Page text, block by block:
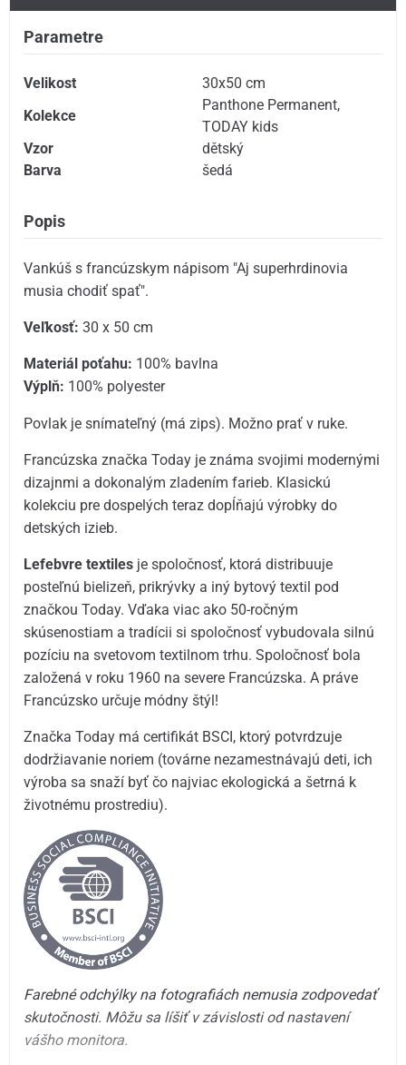
Parametre
Velikost
30x50 cm
Kolekce
Panthone Permanent,
TODAY kids
Vzor
dětský
Barva
šedá
Popis
Vankúš s francúzskym nápisom "Aj superhrdinovia
musia chodiť spať".
Veľkosť: 30 x 50 cm
Materiál poťahu: 100% bavlna
Výplň: 100% polyester
Povlak je snímateľný (má zips). Možno prať v ruke.
Francúzska značka Today je známa svojimi modernými
dizajnmi a dokonalým zladením farieb. Klasickú
kolekciu pre dospelých teraz dopĺňajú výrobky do
detských izieb.
Lefebvre textiles je spoločnosť, ktorá distribuuje
posteľnú bielizeň, prikrývky a iný bytový textil pod
značkou Today. Vďaka viac ako 50-ročným
skúsenostiam a tradícii si spoločnosť vybudovala silnú
pozíciu na svetovom textilnom trhu. Spoločnosť bola
založená v roku 1960 na severe Francúzska. A práve
Francúzsko určuje módny štýl!
Značka Today má certifikát BSCI, ktorý potvrdzuje
dodržiavanie noriem (továrne nezamestnávajú deti, ich
výroba sa snaží byť čo najviac ekologická a šetrná k
životnému prostrediu).
Farebné odchýlky na fotografiách nemusia zodpovedať
skutočnosti. Môžu sa líšiť v závislosti od nastavení
vášho monitora.